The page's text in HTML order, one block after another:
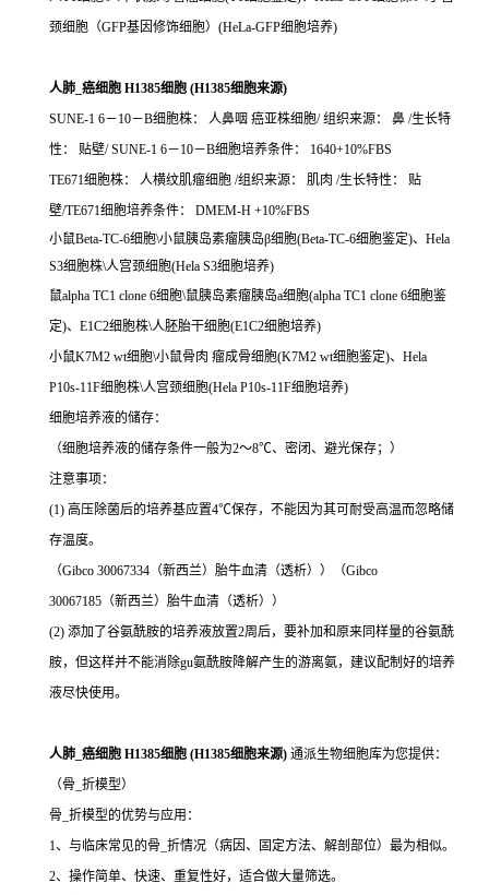
颈细胞（GFP基因修饰细胞）(HeLa-GFP细胞培养)
人肺_癌细胞 H1385细胞 (H1385细胞来源)
SUNE-1 6－10－B细胞株： 人鼻咽 癌亚株细胞/ 组织来源： 鼻 /生长特
性： 贴壁/ SUNE-1 6－10－B细胞培养条件： 1640+10%FBS
TE671细胞株： 人横纹肌瘤细胞 /组织来源： 肌肉 /生长特性： 贴
壁/TE671细胞培养条件： DMEM-H +10%FBS
小鼠Beta-TC-6细胞\小鼠胰岛素瘤胰岛β细胞(Beta-TC-6细胞鉴定)、Hela
S3细胞株\人宫颈细胞(Hela S3细胞培养)
鼠alpha TC1 clone 6细胞\鼠胰岛素瘤胰岛a细胞(alpha TC1 clone 6细胞鉴
定)、E1C2细胞株\人胚胎干细胞(E1C2细胞培养)
小鼠K7M2 wt细胞\小鼠骨肉 瘤成骨细胞(K7M2 wt细胞鉴定)、Hela
P10s-11F细胞株\人宫颈细胞(Hela P10s-11F细胞培养)
细胞培养液的储存：
（细胞培养液的储存条件一般为2～8℃、密闭、避光保存；）
注意事项：
(1) 高压除菌后的培养基应置4℃保存，不能因为其可耐受高温而忽略储
存温度。
（Gibco 30067334（新西兰）胎牛血清（透析））（Gibco
30067185（新西兰）胎牛血清（透析））
(2) 添加了谷氨酰胺的培养液放置2周后，要补加和原来同样量的谷氨酰
胺，但这样并不能消除gu氨酰胺降解产生的游离氨，建议配制好的培养
液尽快使用。
人肺_癌细胞 H1385细胞 (H1385细胞来源) 通派生物细胞库为您提供：
（骨_折模型）
骨_折模型的优势与应用：
1、与临床常见的骨_折情况（病因、固定方法、解剖部位）最为相似。
2、操作简单、快速、重复性好，适合做大量筛选。